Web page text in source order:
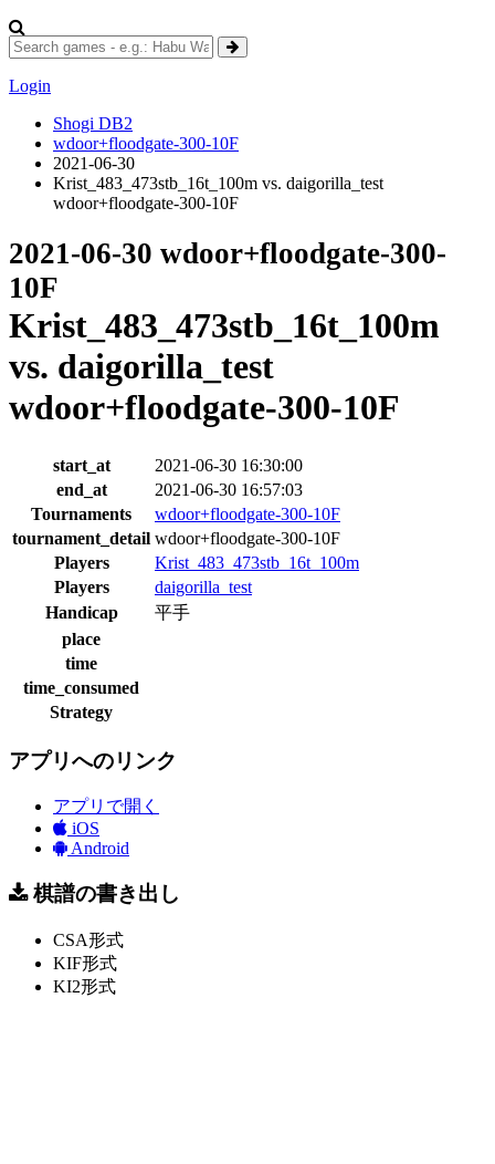
Login
Shogi DB2
wdoor+floodgate-300-10F
2021-06-30
Krist_483_473stb_16t_100m vs. daigorilla_test
wdoor+floodgate-300-10F
2021-06-30 wdoor+floodgate-300-
10F
Krist_483_473stb_16t_100m
vs. daigorilla_test
wdoor+floodgate-300-10F
start_at
2021-06-30 16:30:00
end_at
2021-06-30 16:57:03
Tournaments
wdoor+floodgate-300-10F
tournament_detail wdoor+floodgate-300-10F
Players
Krist_483_473stb_16t_100m
Players
daigorilla_test
Handicap
平手
place
time
time_consumed
Strategy
アプリへのリンク
アプリで開く
iOS
Android
棋譜の書き出し
CSA形式
KIF形式
KI2形式